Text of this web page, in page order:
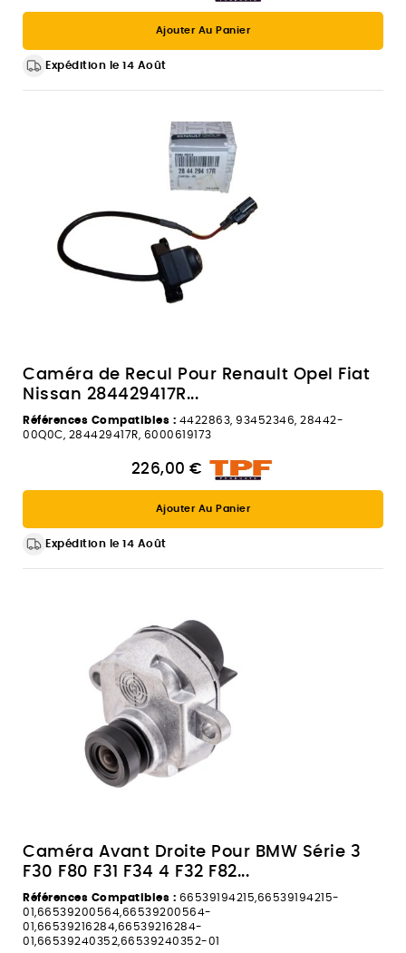
Ajouter Au Panier
Expédition le 14 Août
Caméra de Recul Pour Renault Opel Fiat
Nissan 284429417R...
Références Compatibles : 4422863, 93452346, 28442-
00Q0C, 284429417R, 6000619173
226,00 €
Ajouter Au Panier
Expédition le 14 Août
Caméra Avant Droite Pour BMW Série 3
F30 F80 F31 F34 4 F32 F82...
Références Compatibles : 66539194215,66539194215-
01,66539200564,66539200564-
01,66539216284,66539216284-
01,66539240352,66539240352-01